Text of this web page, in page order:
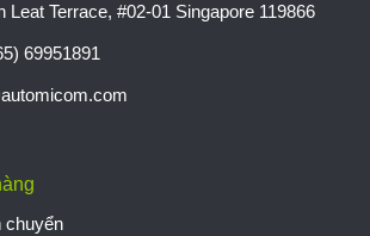
Leat Terrace, #02-01 Singapore 119866
69951891
chuyển